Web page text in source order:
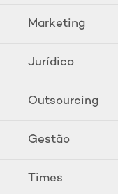
Marketing
Jurídico
Outsourcing
Gestão
Times